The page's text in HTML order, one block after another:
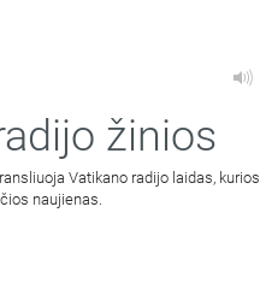
žinios
Vatikano radijo laidas, kurios
naujienas.